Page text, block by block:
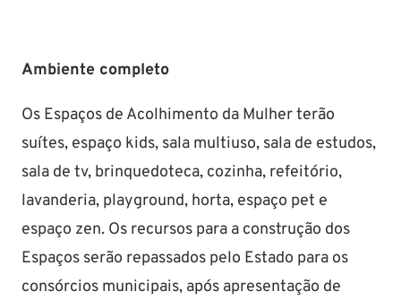
Ambiente completo
Os Espaços de Acolhimento da Mulher terão
suítes, espaço kids, sala multiuso, sala de estudos,
sala de tv, brinquedoteca, cozinha, refeitório,
lavanderia, playground, horta, espaço pet e
espaço zen. Os recursos para a construção dos
Espaços serão repassados pelo Estado para os
consórcios municipais, após apresentação de